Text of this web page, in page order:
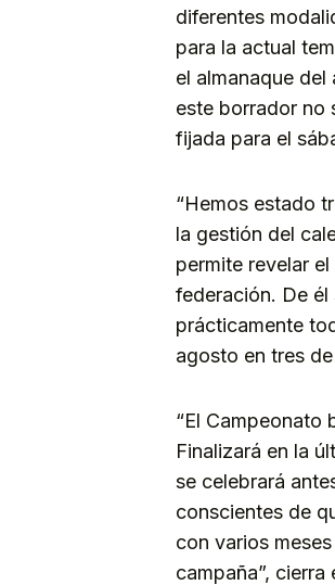
diferentes
para la actual
el almanaque
este borrador no
fijada para el
“Hemos estado
la gestión del
permite revelar
federación. De él
prácticamente
agosto en tres
“El Campeonato
Finalizará en la
se celebrará
conscientes de
con varios
campaña”, cierra